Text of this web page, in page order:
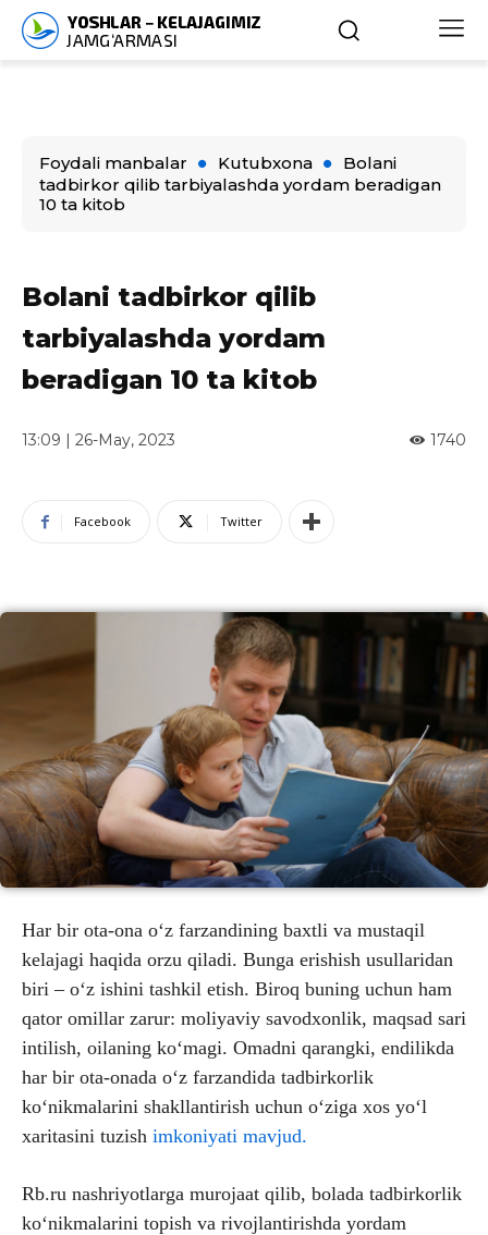
Foydali manbalar Kutubxona
Bolani
tadbirkor qilib tarbiyalashda yordam beradigan
10 ta kitob
Bolani tadbirkor qilib
tarbiyalashda yordam
beradigan 10 ta kitob
13:09 | 26-May, 2023 1740
Facebook Twitter
Har bir ota-ona o‘z farzandining baxtli va mustaqil
kelajagi haqida orzu qiladi. Bunga erishish usullaridan
biri – o‘z ishini tashkil etish. Biroq buning uchun ham
qator omillar zarur: moliyaviy savodxonlik, maqsad sari
intilish, oilaning ko‘magi. Omadni qarangki, endilikda
har bir ota-onada o‘z farzandida tadbirkorlik
ko‘nikmalarini shakllantirish uchun o‘ziga xos yo‘l
xaritasini tuzish imkoniyati mavjud.
Rb.ru nashriyotlarga murojaat qilib, bolada tadbirkorlik
ko‘nikmalarini topish va rivojlantirishda yordam